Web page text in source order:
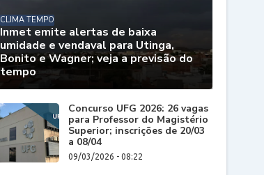
CLIMA TEMPO
Inmet emite alertas de baixa
umidade e vendaval para Utinga,
Bonito e Wagner; veja a previsão do
tempo
Concurso UFG 2026: 26 vagas
para Professor do Magistério
Superior; inscrições de 20/03
a 08/04
09/03/2026 - 08:22